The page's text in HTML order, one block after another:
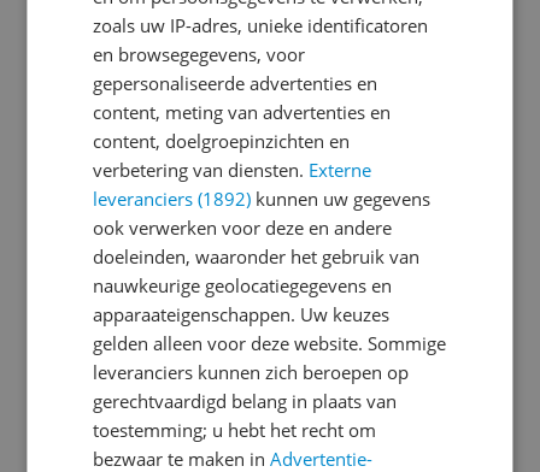
Wachtwoord
Je wachtwoord moet minimaal 6 karakters
bevatten
Wachtwoord herhalen
Ik ga akkoord met deAlgemene Voorwaarden
en hetprivacy statementvan Reshift
Ik ontvang graag interessante acties en
aanbiedingen van Kieskeurig.nl en
Digitalvia e-mail
zoals uw IP-adres, unieke identificatoren
en browsegegevens, voor
gepersonaliseerde advertenties en
content, meting van advertenties en
content, doelgroepinzichten en
verbetering van diensten. Externe
leveranciers (1892) kunnen uw gegevens
ook verwerken voor deze en andere
doeleinden, waaronder het gebruik van
nauwkeurige geolocatiegegevens en
apparaateigenschappen. Uw keuzes
gelden alleen voor deze website. Sommige
leveranciers kunnen zich beroepen op
gerechtvaardigd belang in plaats van
toestemming; u hebt het recht om
bezwaar te maken inAdvertentie-